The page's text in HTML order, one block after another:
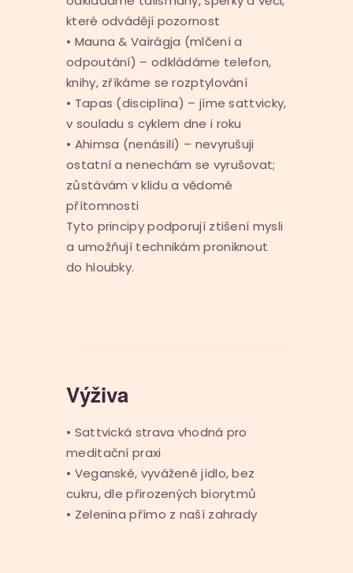
které odvádějí pozornost
• Mauna & Vairágja (mlčení a
odpoutání) – odkládáme telefon,
knihy, zříkáme se rozptylování
• Tapas (disciplína) – jíme sattvicky,
v souladu s cyklem dne i roku
• Ahimsa (nenásilí) – nevyrušuji
ostatní a nenechám se vyrušovat;
zůstávám v klidu a vědomé
přítomnosti
Tyto principy podporují ztišení mysli
a umožňují technikám proniknout
do hloubky.
Výživa
• Sattvická strava vhodná pro
meditační praxi
• Veganské, vyvážené jídlo, bez
cukru, dle přirozených biorytmů
• Zelenina přímo z naší zahrady